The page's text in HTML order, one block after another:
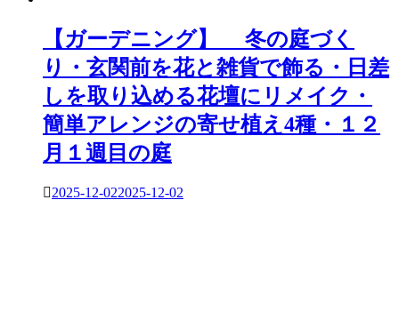
【ガーデニング】 冬の庭づく
り・玄関前を花と雑貨で飾る・日差
しを取り込める花壇にリメイク・
簡単アレンジの寄せ植え4種・１２
月１週目の庭
2025-12-022025-12-02